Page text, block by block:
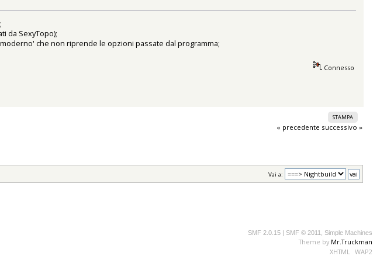
da SexyTopo);
che non riprende le opzioni passate dal programma;
Connesso
STAMPA
« precedente successivo »
Vai a:
SMF 2.0.15 SMF © 2011 Simple Machines
Theme by Mr.Truckman
XHTML WAP2